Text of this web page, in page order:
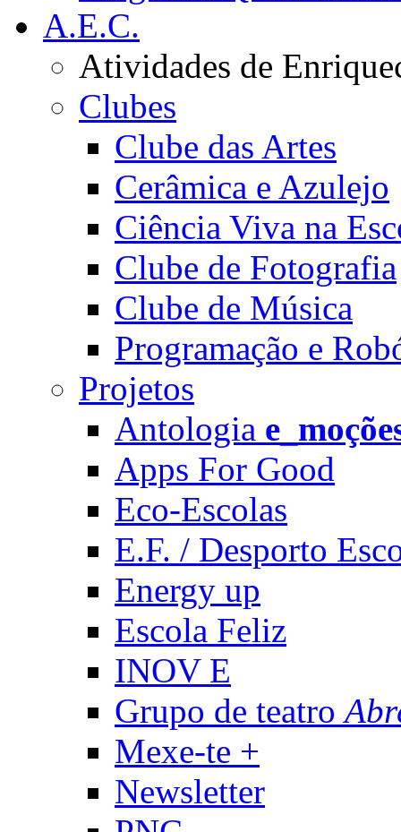
A.E.C.
Atividades de
Clubes
Clube das Artes
Cerâmica e Azulejo
Ciência Viva na
Clube de Fotografia
Clube de Música
Programação e
Projetos
Antologia
Apps For Good
Eco-Escolas
E.F. / Desporto
Energy up
Escola Feliz
INOV E
Grupo de teatro
Mexe-te +
Newsletter